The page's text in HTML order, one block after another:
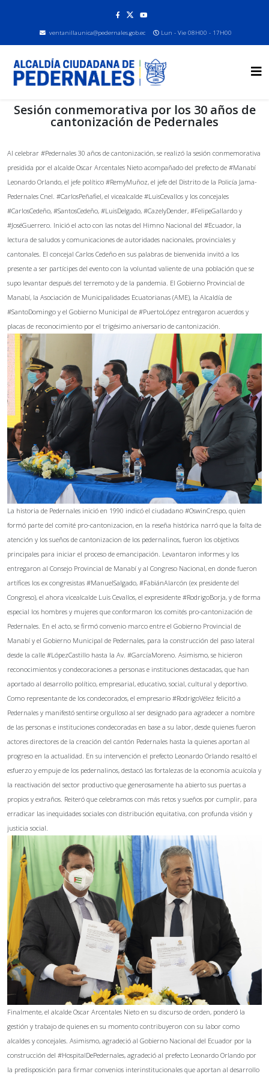
ventanillaunica@pedernales.gob.ec Lun - Vie 08H00 - 17H00
Sesión conmemorativa por los 30 años de
cantonización de Pedernales
Al celebrar #Pedernales 30 años de cantonización, se realizó la sesión conmemorativa
presidida por el alcalde Oscar Arcentales Nieto acompañado del prefecto de #Manabí
Leonardo Orlando, el jefe político #RemyMuñoz, el jefe del Distrito de la Policía Jama-
Pedernales Cnel. #CarlosPeñafiel, el vicealcalde #LuisCevallos y los concejales
#CarlosCedeño, #SantosCedeño, #LuisDelgado, #CazelyDender, #FelipeGallardo y
#JoséGuerrero. Inició el acto con las notas del Himno Nacional del #Ecuador, la
lectura de saludos y comunicaciones de autoridades nacionales, provinciales y
cantonales. El concejal Carlos Cedeño en sus palabras de bienvenida invitó a los
presente a ser partícipes del evento con la voluntad valiente de una población que se
supo levantar después del terremoto y de la pandemia. El Gobierno Provincial de
Manabí, la Asociación de Municipalidades Ecuatorianas (AME), la Alcaldía de
#SantoDomingo y el Gobierno Municipal de #PuertoLópez entregaron acuerdos y
placas de reconocimiento por el trigésimo aniversario de cantonización.
La historia de Pedernales inició en 1990 indicó el ciudadano #OswinCrespo, quien
formó parte del comité pro-cantonizacion, en la reseña histórica narró que la falta de
atención y los sueños de cantonizacion de los pedernalinos, fueron los objetivos
principales para iniciar el proceso de emancipación. Levantaron informes y los
entregaron al Consejo Provincial de Manabí y al Congreso Nacional, en donde fueron
artífices los ex congresistas #ManuelSalgado, #FabiánAlarcón (ex presidente del
Congreso), el ahora vicealcalde Luis Cevallos, el expresidente #RodrigoBorja, y de forma
especial los hombres y mujeres que conformaron los comités pro-cantonización de
Pedernales. En el acto, se firmó convenio marco entre el Gobierno Provincial de
Manabí y el Gobierno Municipal de Pedernales, para la construcción del paso lateral
desde la calle #LópezCastillo hasta la Av. #GarcíaMoreno. Asimismo, se hicieron
reconocimientos y condecoraciones a personas e instituciones destacadas, que han
aportado al desarrollo político, empresarial, educativo, social, cultural y deportivo.
Como representante de los condecorados, el empresario #RodrigoVélez felicitó a
Pedernales y manifestó sentirse orgulloso al ser designado para agradecer a nombre
de las personas e instituciones condecoradas en base a su labor, desde quienes fueron
actores directores de la creación del cantón Pedernales hasta la quienes aportan al
progreso en la actualidad. En su intervención el prefecto Leonardo Orlando resaltó el
esfuerzo y empuje de los pedernalinos, destacó las fortalezas de la economía acuícola y
la reactivación del sector productivo que generosamente ha abierto sus puertas a
propios y extraños. Reiteró que celebramos con más retos y sueños por cumplir, para
erradicar las inequidades sociales con distribución equitativa, con profunda visión y
justicia social.
Finalmente, el alcalde Oscar Arcentales Nieto en su discurso de orden, ponderó la
gestión y trabajo de quienes en su momento contribuyeron con su labor como
alcaldes y concejales. Asimismo, agradeció al Gobierno Nacional del Ecuador por la
construcción del #HospitalDePedernales, agradeció al prefecto Leonardo Orlando por
la predisposición para firmar convenios interinstitucionales que aportan al desarrollo